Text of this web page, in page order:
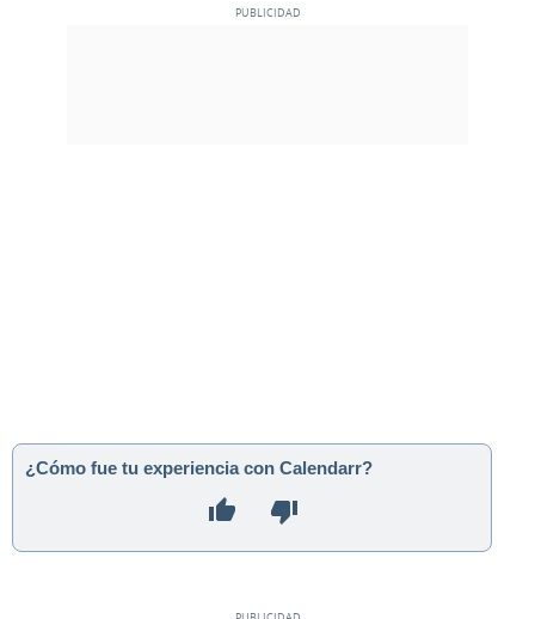
¿Cómo fue tu experiencia con Calendarr?